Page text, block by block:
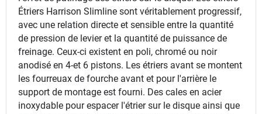
Étriers Harrison Slimline sont véritablement progressif,
avec une relation directe et sensible entre la quantité
de pression de levier et la quantité de puissance de
freinage. Ceux-ci existent en poli, chromé ou noir
anodisé en 4-et 6 pistons. Les étriers avant se montent
les fourreuax de fourche avant et pour l'arrière le
support de montage est fourni. Des cales en acier
inoxydable pour espacer l'étrier sur le disque ainsi que